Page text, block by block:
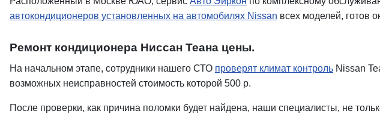
автокондиционеров установленных на автомобилях Nissan всех моделей, готов
Ремонт кондиционера Ниссан Теана цены.
На начальном этапе, сотрудники нашего СТО проверят климат контроль Nissan
возможных неисправностей стоимость которой 500 р.
После проверки, как причина поломки будет найдена, наши специалисты, не